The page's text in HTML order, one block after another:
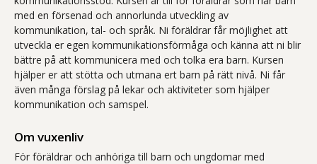
med en försenad och annorlunda utveckling av
kommunikation, tal- och språk. Ni föräldrar får möjlighet att
utveckla er egen kommunikationsförmåga och känna att ni blir
bättre på att kommunicera med och tolka era barn. Kursen
hjälper er att stötta och utmana ert barn på rätt nivå. Ni får
även många förslag på lekar och aktiviteter som hjälper
kommunikation och samspel.
Om vuxenliv
För föräldrar och anhöriga till barn och ungdomar med